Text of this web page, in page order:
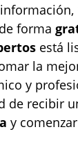
forma
está
la
y
de recibir
y